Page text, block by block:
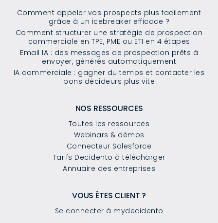
Comment appeler vos prospects plus facilement
grâce à un icebreaker efficace ?
Comment structurer une stratégie de prospection
commerciale en TPE, PME ou ETI en 4 étapes
Email IA : des messages de prospection prêts à
envoyer, générés automatiquement
IA commerciale : gagner du temps et contacter les
bons décideurs plus vite
NOS RESSOURCES
Toutes les ressources
Webinars & démos
Connecteur Salesforce
Tarifs Decidento à télécharger
Annuaire des entreprises
VOUS ÊTES CLIENT ?
Se connecter à mydecidento